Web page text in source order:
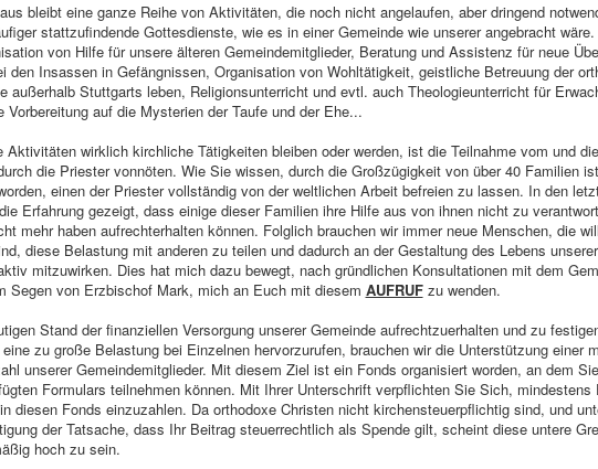
bleibt eine ganze Reihe von Aktivitäten, die noch nicht angelaufen, aber dringend
stattzufindende Gottesdienste, wie es in einer Gemeinde wie unserer angebracht wäre.
von Hilfe für unsere älteren Gemeindemitglieder, Beratung und Assistenz für neue
den Insassen in Gefängnissen, Organisation von Wohltätigkeit, geistliche Betreuung der
außerhalb Stuttgarts leben, Religionsunterricht und evtl. auch Theologieunterricht für
Vorbereitung auf die Mysterien der Taufe und der Ehe...
Aktivitäten wirklich kirchliche Tätigkeiten bleiben oder werden, ist die Teilnahme vom und die
die Priester vonnöten. Wie Sie wissen, durch die Großzügigkeit von über 40 Familien
einen der Priester vollständig von der weltlichen Arbeit befreien zu lassen. In den
Erfahrung gezeigt, dass einige dieser Familien ihre Hilfe aus von ihnen nicht zu
mehr haben aufrechterhalten können. Folglich brauchen wir immer neue Menschen, die
diese Belastung mit anderen zu teilen und dadurch an der Gestaltung des Lebens unserer
mitzuwirken. Dies hat mich dazu bewegt, nach gründlichen Konsultationen mit dem
Segen von Erzbischof Mark, mich an Euch mit diesem AUFRUF zu wenden.
Stand der finanziellen Versorgung unserer Gemeinde aufrechtzuerhalten und zu
zu große Belastung bei Einzelnen hervorzurufen, brauchen wir die Unterstützung einer
unserer Gemeindemitglieder. Mit diesem Ziel ist ein Fonds organisiert worden, an dem
Formulars teilnehmen können. Mit Ihrer Unterschrift verpflichten Sie Sich, mindestens
diesen Fonds einzuzahlen. Da orthodoxe Christen nicht kirchensteuerpflichtig sind, und
der Tatsache, dass Ihr Beitrag steuerrechtlich als Spende gilt, scheint diese untere
hoch zu sein.